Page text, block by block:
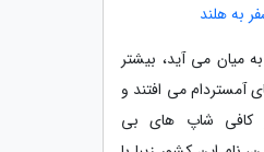
به هلند
میان می آید، بیشتر
آمستردام می افتند و
کافی شاپ های بی